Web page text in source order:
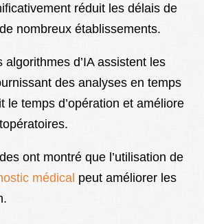
réduit les délais de
nombreux établissements.
algorithmes d’IA assistent les
des analyses en temps
le temps d’opération et améliore
ont montré que l’utilisation de
médical peut améliorer les